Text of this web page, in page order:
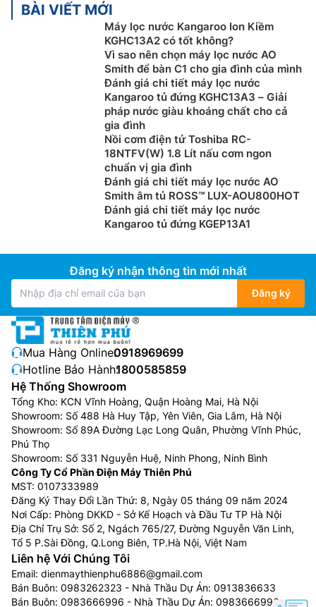
BÀI VIẾT MỚI
Máy lọc nước Kangaroo Ion Kiềm
KGHC13A2 có tốt không?
Vì sao nên chọn máy lọc nước AO
Smith để bàn C1 cho gia đình của mình
Đánh giá chi tiết máy lọc nước
Kangaroo tủ đứng KGHC13A3 – Giải
pháp nước giàu khoáng chất cho cả
gia đình
Nồi cơm điện tử Toshiba RC-
18NTFV(W) 1.8 Lít nấu cơm ngon
chuẩn vị gia đình
Đánh giá chi tiết máy lọc nước AO
Smith âm tủ ROSS™ LUX-AOU800HOT
Đánh giá chi tiết máy lọc nước
Kangaroo tủ đứng KGEP13A1
Đăng ký nhận thông tin mới nhất
Đăng ký
Mua Hàng Online:0918969699
Hotline Bảo Hành:1800585859
Hệ Thống Showroom
Tổng Kho: KCN Vĩnh Hoàng, Quận Hoàng Mai, Hà Nội
Showroom: Số 488 Hà Huy Tập, Yên Viên, Gia Lâm, Hà Nội
Showroom: Số 89A Đường Lạc Long Quân, Phường Vĩnh Phúc,
Phú Thọ
Showroom: Số 331 Nguyễn Huệ, Ninh Phong, Ninh Bình
Công Ty Cổ Phần Điện Máy Thiên Phú
MST: 0107333989
Đăng Ký Thay Đổi Lần Thứ: 8, Ngày 05 tháng 09 năm 2024
Nơi Cấp: Phòng DKKD - Sở Kế Hoạch và Đầu Tư TP Hà Nội
Địa Chỉ Trụ Sở: Số 2, Ngách 765/27, Đường Nguyễn Văn Linh,
Tổ 5 P.Sài Đồng, Q.Long Biên, TP.Hà Nội, Việt Nam
Liên hệ Với Chúng Tôi
Email: dienmaythienphu6886@gmail.com
Bán Buôn: 0983262323 - Nhà Thầu Dự Án: 0913836633
Bán Buôn: 0983666996 - Nhà Thầu Dự Án: 0983666996